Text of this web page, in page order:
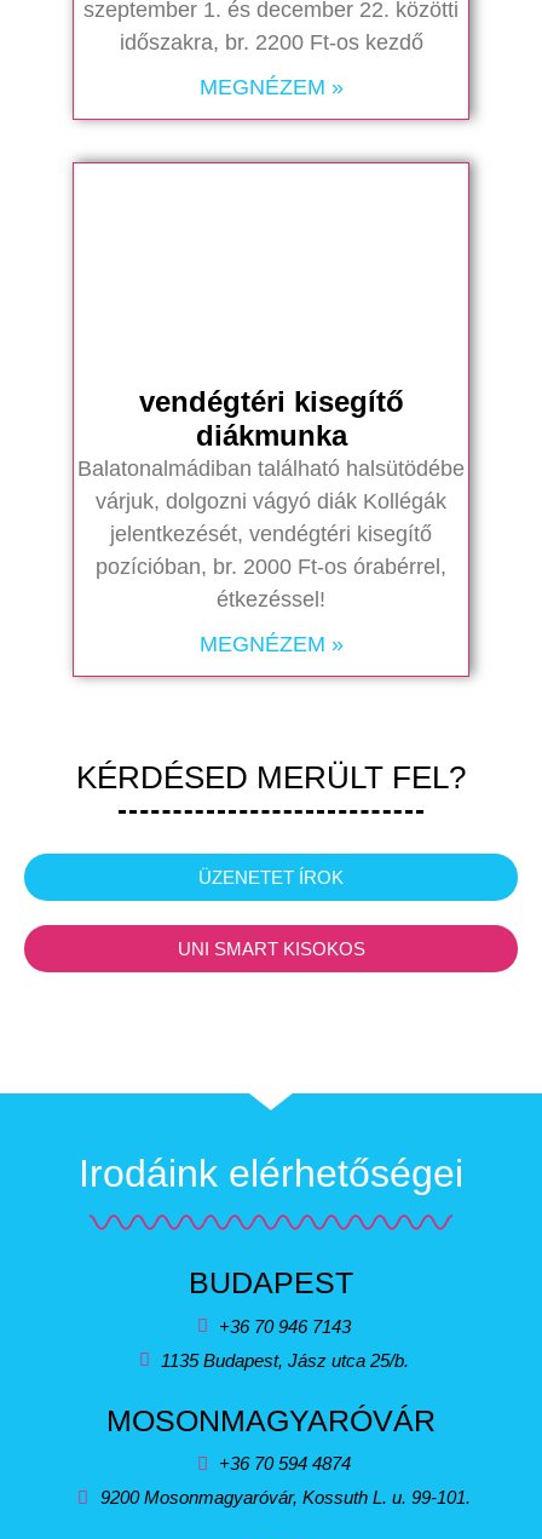
szeptember 1. és december 22. közötti
időszakra, br. 2200 Ft-os kezdő
MEGNÉZEM »
vendégtéri kisegítő
diákmunka
Balatonalmádiban található halsütödébe
várjuk, dolgozni vágyó diák Kollégák
jelentkezését, vendégtéri kisegítő
pozícióban, br. 2000 Ft-os órabérrel,
étkezéssel!
MEGNÉZEM »
KÉRDÉSED MERÜLT FEL?
ÜZENETET ÍROK
UNI SMART KISOKOS
Irodáink elérhetőségei
BUDAPEST
+36 70 946 7143
1135 Budapest, Jász utca 25/b.
MOSONMAGYARÓVÁR
+36 70 594 4874
9200 Mosonmagyaróvár, Kossuth L. u. 99-101.